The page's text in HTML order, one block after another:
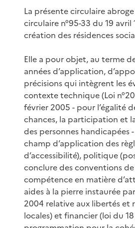
La présente circulaire
circulaire n°95-33 du 19 avril
création des résidences
Elle a pour objet, au terme
années d’application,
précisions qui intègrent les
contexte technique (Loi
février 2005 - pour l’égalité
chances, la participation et
des personnes handicapées
champ d’application des
d’accessibilité), politique
conclure des conventions
compétence en matière
aides à la pierre instaurée
2004 relative aux libertés et
locales) et financier (loi du